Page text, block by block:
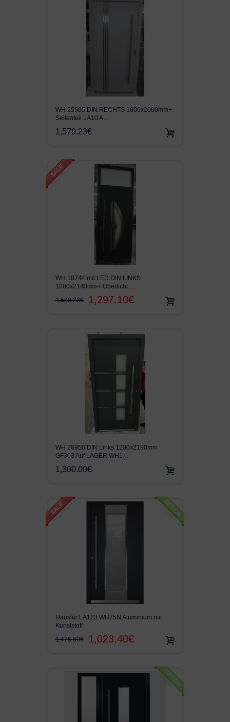
WH 25505 DIN RECHTS 1000x2000mm+
Seitenteil LA10 A…
1,579.23€
WH 18744 mit LED DIN LINKS
1000x2140mm+ Oberlicht …
1,580.23€
1,297.10€
WH 28956 DIN Links 1200x2190mm
GF303 Auf LAGER WH1…
1,300.00€
Haustür LA123 WH75N Aluminium mit
Kunststoff
1,475.60€
1,023.40€